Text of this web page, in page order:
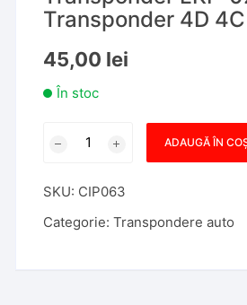
Transponder 4D
45,00 lei
În stoc
Transponder
02
Transponder
ADAUGĂ ÎN
SKU: CIP063
Categorie:Transpondere auto